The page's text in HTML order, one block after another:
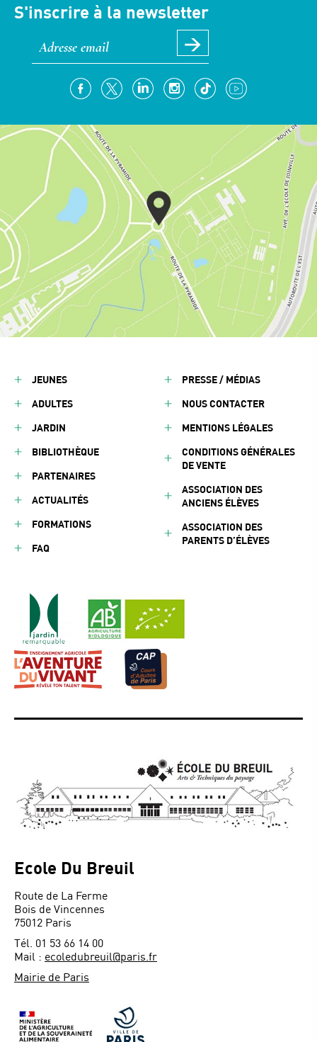
S'inscrire à la newsletter
JEUNES
ADULTES
JARDIN
BIBLIOTHÈQUE
PARTENAIRES
ACTUALITÉS
FORMATIONS
FAQ
PRESSE / MÉDIAS
NOUS CONTACTER
MENTIONS LÉGALES
CONDITIONS GÉNÉRALES
DE VENTE
ASSOCIATION DES
ANCIENS ÉLÈVES
ASSOCIATION DES
PARENTS D’ÉLÈVES
Ecole Du Breuil
Route de La Ferme
Bois de Vincennes
75012 Paris
Tél. 01 53 66 14 00
Mail : ecoledubreuil@paris.fr
Mairie de Paris